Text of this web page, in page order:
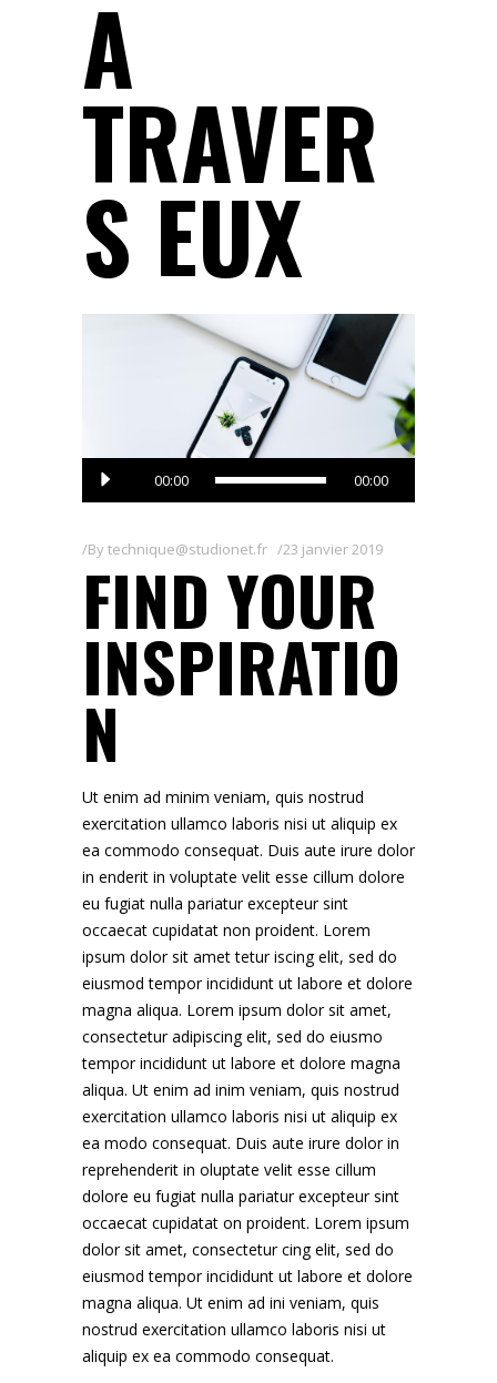
A
TRAVER
S EUX
Lecteur
00:00 00:00
Bytechnique@studionet.fr 23 janvier 2019
FIND YOUR
INSPIRATIO
N
Ut enim ad minim veniam, quis nostrud
exercitation ullamco laboris nisi ut aliquip ex
ea commodo consequat. Duis aute irure dolor
in enderit in voluptate velit esse cillum dolore
eu fugiat nulla pariatur excepteur sint
occaecat cupidatat non proident. Lorem
ipsum dolor sit amet tetur iscing elit, sed do
eiusmod tempor incididunt ut labore et dolore
magna aliqua. Lorem ipsum dolor sit amet,
consectetur adipiscing elit, sed do eiusmo
tempor incididunt ut labore et dolore magna
aliqua. Ut enim ad inim veniam, quis nostrud
exercitation ullamco laboris nisi ut aliquip ex
ea modo consequat. Duis aute irure dolor in
reprehenderit in oluptate velit esse cillum
dolore eu fugiat nulla pariatur excepteur sint
occaecat cupidatat on proident. Lorem ipsum
dolor sit amet, consectetur cing elit, sed do
eiusmod tempor incididunt ut labore et dolore
magna aliqua. Ut enim ad ini veniam, quis
nostrud exercitation ullamco laboris nisi ut
aliquip ex ea commodo consequat.